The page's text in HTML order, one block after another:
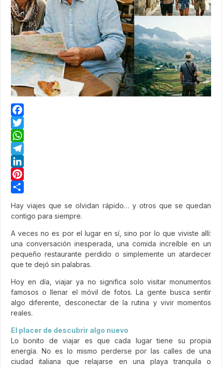
Facebook
Twitter
WhatsApp
Telegram
LinkedIn
Pinterest
Hay viajes que se olvidan rápido… y otros que se quedan
contigo para siempre.
A veces no es por el lugar en sí, sino por lo que viviste allí:
una conversación inesperada, una comida increíble en un
pequeño restaurante perdido o simplemente un atardecer
que te dejó sin palabras.
Hoy en día, viajar ya no significa solo visitar monumentos
famosos o llenar el móvil de fotos. La gente busca sentir
algo diferente, desconectar de la rutina y vivir momentos
reales.
El placer de descubrir algo nuevo
Lo bonito de viajar es que cada lugar tiene su propia
energía. No es lo mismo perderse por las calles de una
ciudad italiana que relajarse en una playa tranquila o